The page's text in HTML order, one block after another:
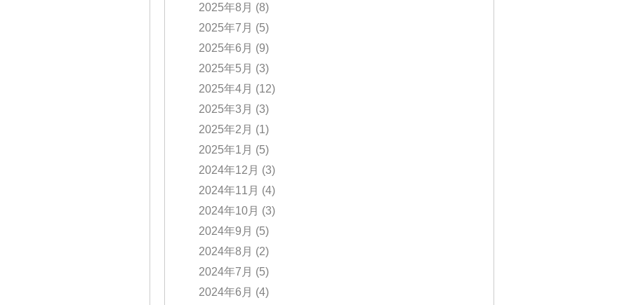
2025年8月 (8)
2025年7月 (5)
2025年6月 (9)
2025年5月 (3)
2025年4月 (12)
2025年3月 (3)
2025年2月 (1)
2025年1月 (5)
2024年12月 (3)
2024年11月 (4)
2024年10月 (3)
2024年9月 (5)
2024年8月 (2)
2024年7月 (5)
2024年6月 (4)